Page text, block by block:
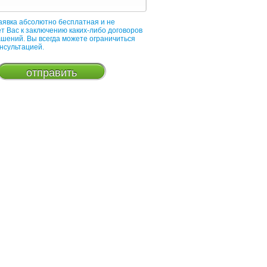
абсолютно бесплатная и не
Вас к заключению каких-либо договоров
Вы всегда можете ограничиться